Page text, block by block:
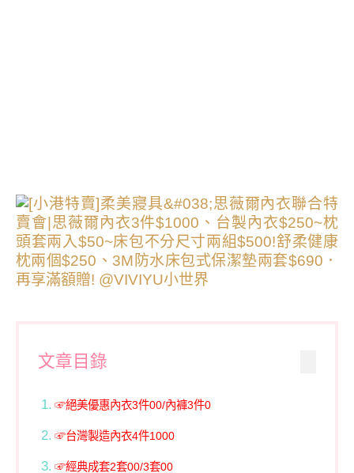
文章目錄
☞絕美優惠內衣3件00/內褲3件0
☞台灣製造內衣4件1000
☞經典成套2套00/3套00